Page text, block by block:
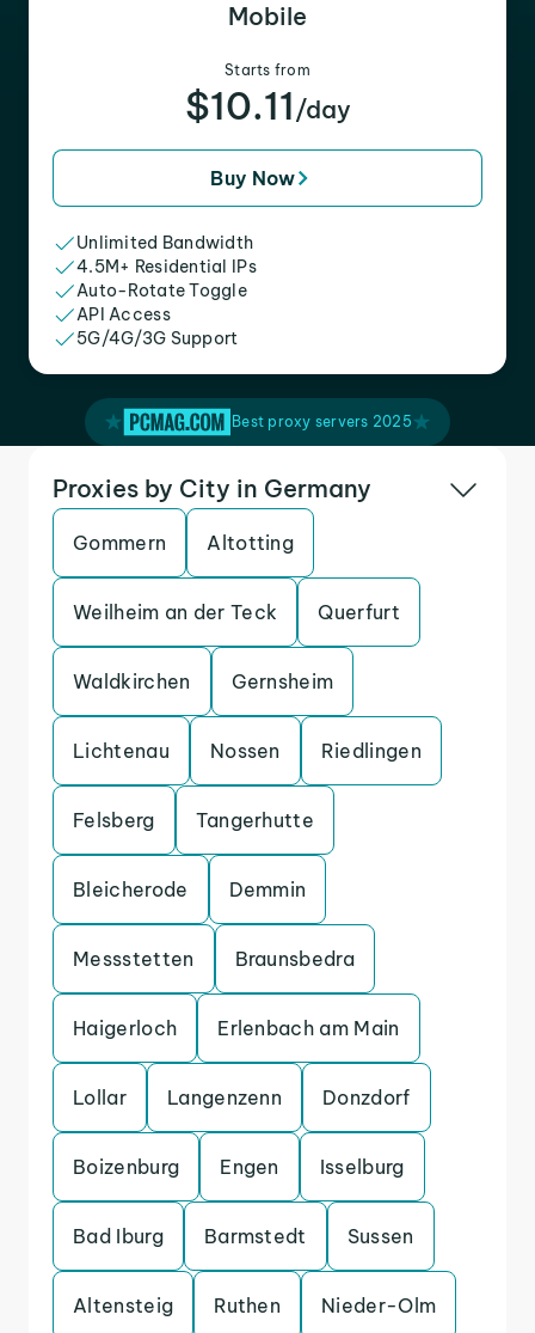
Mobile
Starts from
$10.11 /day
Buy Now
Unlimited Bandwidth
4.5M+ Residential IPs
Auto-Rotate Toggle
API Access
5G/4G/3G Support
Best proxy servers 2025
Proxies by City in Germany
Gommern Altotting
Weilheim an der Teck Querfurt
Waldkirchen Gernsheim
Lichtenau Nossen Riedlingen
Felsberg Tangerhutte
Bleicherode Demmin
Messstetten Braunsbedra
Haigerloch Erlenbach am Main
Lollar Langenzenn Donzdorf
Boizenburg Engen Isselburg
Bad Iburg Barmstedt Sussen
Altensteig Ruthen Nieder-Olm